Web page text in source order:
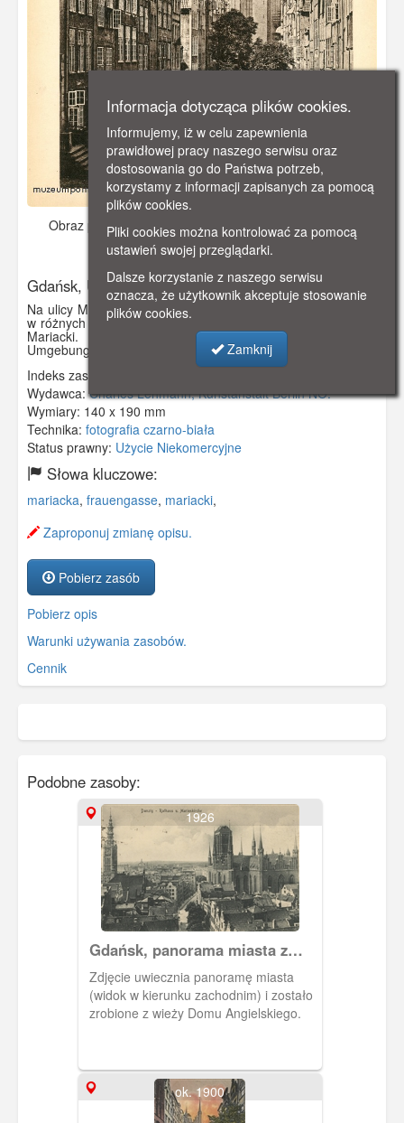
Obraz pochodzi z ok. 1910 r.
Dodano: 2019-10-19 20:02
Wyświetlono: 4110
Gdańsk, Ulica Mariacka
Na ulicy Mariackiej (Frauengasse). Przedproża i kamieniczki
w różnych stylach (od gotyku po klasycyzm). W głębi Kościół
Mariacki. Fotografia pochodzi z albumu "Danzig und
Umgebung in Bildern".
Indeks zasobu:
Wydawca:Charles Lehmann, Kunstanstalt Berlin NO.
Wymiary: 140 x 190 mm
Technika: fotografia czarno-biała
Status prawny: Użycie Niekomercyjne
Słowa kluczowe:
mariacka, frauengasse, mariacki,
Zaproponuj zmianę opisu.
Pobierz zasób
Pobierz opis
Warunki używania zasobów.
Cennik
Podobne zasoby:
1926
Gdańsk, panorama miasta z
Domu Angielskiego
Zdjęcie uwiecznia panoramę miasta
(widok w kierunku zachodnim) i zostało
zrobione z wieży Domu Angielskiego.
ok. 1900
Informacja dotycząca plików cookies.
Informujemy, iż w celu zapewnienia
prawidłowej pracy naszego serwisu oraz
dostosowania go do Państwa potrzeb,
korzystamy z informacji zapisanych za pomocą
plików cookies.
Pliki cookies można kontrolować za pomocą
ustawień swojej przeglądarki.
Dalsze korzystanie z naszego serwisu
oznacza, że użytkownik akceptuje stosowanie
plików cookies.
Zamknij